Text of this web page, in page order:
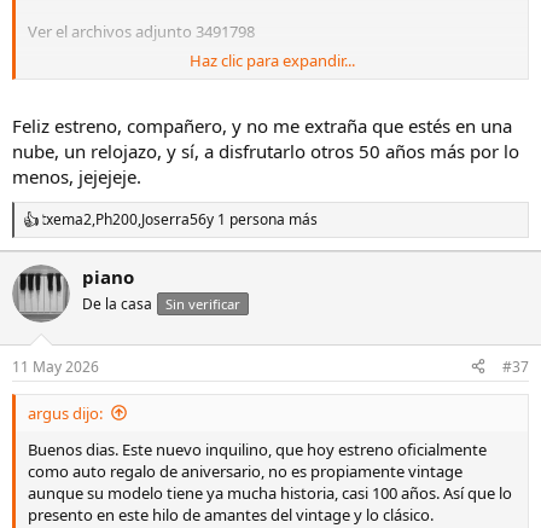
Ver el archivos adjunto 3491798
Ver el archivos adjunto 3491799
Haz clic para expandir...
Feliz estreno, compañero, y no me extraña que estés en una
nube, un relojazo, y sí, a disfrutarlo otros 50 años más por lo
menos, jejejeje.
R
e
a
c
o
n
e
txema2,Ph200,Joserra56y 1 persona más
piano
De la casa Sin verificar
11 May 2026 #37
argus dijo:
Buenos dias. Este nuevo inquilino, que hoy estreno oficialmente
como auto regalo de aniversario, no es propiamente vintage
aunque su modelo tiene ya mucha historia, casi 100 años. Así que lo
presento en este hilo de amantes del vintage y lo clásico.